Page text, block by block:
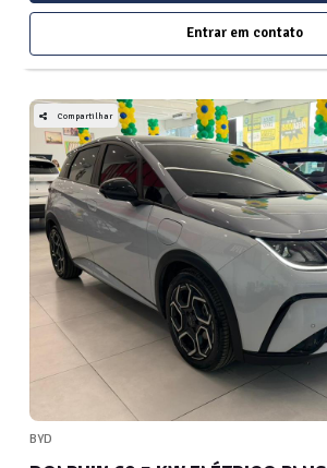
Entrar em contato
Compartilhar
BYD